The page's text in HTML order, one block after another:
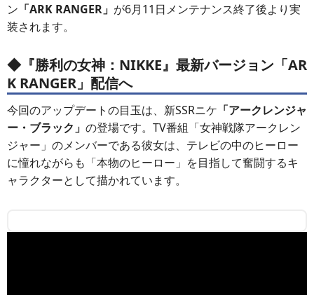
ン 「ARK RANGER」 が6月11日メンテナンス終了後より実
装されます。
◆『勝利の女神：NIKKE』最新バージョン 「AR
K RANGER」配信へ
今回のアップデートの目玉は、新SSRニケ 「アークレンジャ
ー・ブラック」 の登場です。TV番組「女神戦隊アークレン
ジャー」のメンバーである彼女は、テレビの中のヒーロー
に憧れながらも「本物のヒーロー」を目指して奮闘するキ
ャラクターとして描かれています。